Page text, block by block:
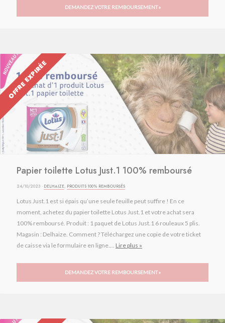
DEMANDEZ VOTRE REMBOURSEMENT »
OFFRE EXPIRÉE
Papier toilette Lotus Just.1 100% remboursé
24/10/2023 · DELHAIZE, PRODUITS 100% REMBOURSÉS
Lotus Just.1 est si épais qu’une seule feuille peut suffire ! En ce
moment, achetez du papier toilette Lotus Just.1 et votre achat sera
100% remboursé. Produit : 1 paquet de Lotus Just.1 6 rouleaux 5 plis.
Magasin : Delhaize. Comment ? Téléchargez une copie de votre ticket
de caisse via le formulaire en ligne.... Lire plus »
DEMANDEZ VOTRE REMBOURSEMENT »